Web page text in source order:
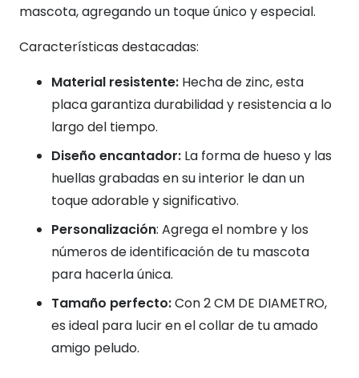
mascota, agregando un toque único y especial.
Características destacadas:
Material resistente: Hecha de zinc, esta
placa garantiza durabilidad y resistencia a lo
largo del tiempo.
Diseño encantador: La forma de hueso y las
huellas grabadas en su interior le dan un
toque adorable y significativo.
Personalización: Agrega el nombre y los
números de identificación de tu mascota
para hacerla única.
Tamaño perfecto:Con 2 CM DE DIAMETRO,
es ideal para lucir en el collar de tu amado
amigo peludo.